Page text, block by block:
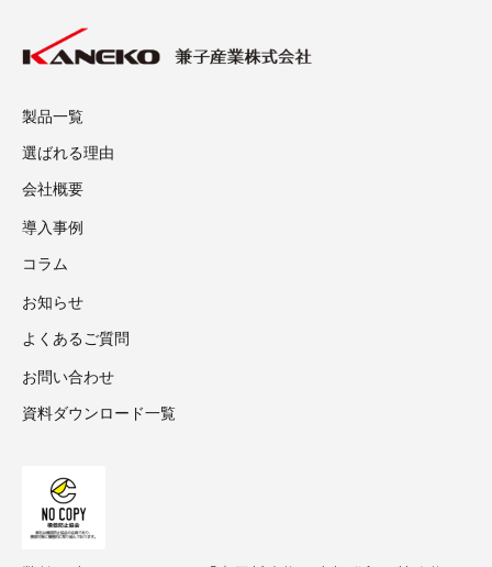
製品一覧
選ばれる理由
会社概要
導入事例
コラム
お知らせ
よくあるご質問
お問い合わせ
資料ダウンロード一覧